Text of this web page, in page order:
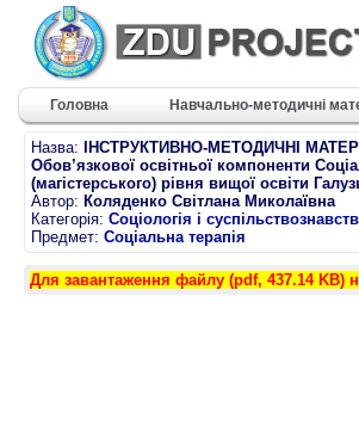
Головна Навчально-методичні
Назва:
ІНСТРУКТИВНО-МЕТОДИЧНІ
Обов’язкової освітньої компоненти
(магістерського) рівня вищої освіти
Автор: Коляденко Світлана Миколаївна
Категорія: Соціологія і
Предмет: Соціальна терапія
Для завантаження файлу (pdf, 437.14 KB)